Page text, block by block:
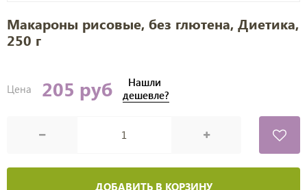
Макароны рисовые, без глютена, Диетика,
250 г
Цена 205 руб
Нашли
дешевле?
ДОБАВИТЬ В КОРЗИНУ